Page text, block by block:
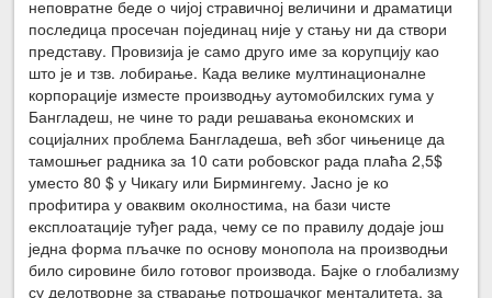
неповратне беде о чијој стравичној величини и драматици
последица просечан појединац није у стању ни да створи
представу. Провизија је само друго име за корупцију као
што је и тзв. лобирање. Када велике мултинационалне
корпорације изместе производњу аутомобилских гума у
Бангладеш, не чине то ради решавања економских и
социјалних проблема Бангладеша, већ због чињенице да
тамошњег радника за 10 сати робовског рада плаћа 2,5$
уместо 80 $ у Чикагу или Бирмингему. Јасно је ко
профитира у оваквим околностима, на бази чисте
експлоатације туђег рада, чему се по правилу додаје још
једна форма пљачке по основу монопола на производњи
било сировине било готовог производа. Бајке о глобализму
су делотворне за стварање потрошачког менталитета, за